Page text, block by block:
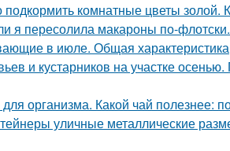
подкормить комнатные цветы золой.
я пересолила макароны по-
в июле. Общая характеристика
и кустарников на участке
организма. Какой чай полезнее:
уличные металлические